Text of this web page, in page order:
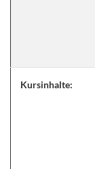
Kursinhalte: